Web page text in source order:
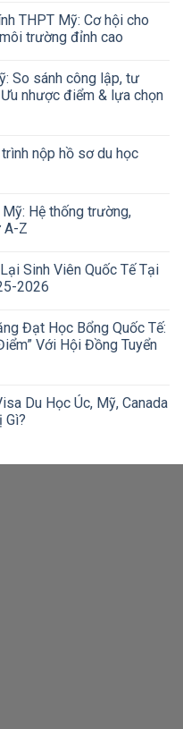
THPT Mỹ: Cơ hội cho
trường đỉnh cao
So sánh công lập, tư
nhược điểm & lựa chọn
nộp hồ sơ du học
Hệ thống trường,
A-Z
Sinh Viên Quốc Tế Tại
2026
Đạt Học Bổng Quốc Tế:
Với Hội Đồng Tuyển
Du Học Úc, Mỹ, Canada
Gì?